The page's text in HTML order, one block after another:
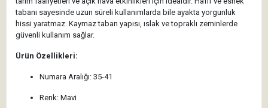
tabanı sayesinde uzun süreli kullanımlarda bile ayakta yorgunluk
hissi yaratmaz. Kaymaz taban yapısı, ıslak ve topraklı zeminlerde
güvenli kullanım sağlar.
Ürün Özellikleri:
Numara Aralığı: 35-41
Renk: Mavi